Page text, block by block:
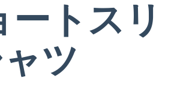
ートスリ
ツ